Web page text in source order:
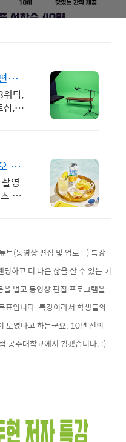
집
위탁,
, AI
제
영
락
브(동영상 편집 및 업로드)특강
하고 더 나은 삶을 살 수 있는 기
벌고 동영상 편집 프로그램을
표입니다. 특강이라서 학생들의
모였다고 하는군요. 10년 전의
공주대학교에서 뵙겠습니다. :)